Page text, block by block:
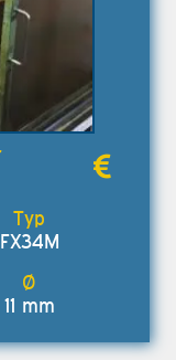
FX34M
11 mm